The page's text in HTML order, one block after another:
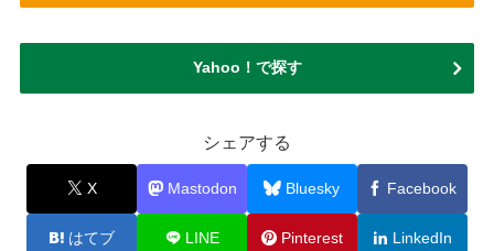
Yahoo！で探す
シェアする
X Mastodon Bluesky Facebook
はてブ LINE Pinterest LinkedIn